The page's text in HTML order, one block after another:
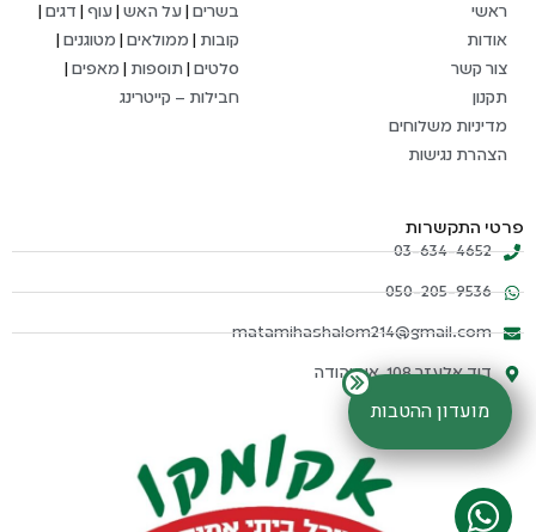
ראשי
אודות
צור קשר
תקנון
מדיניות משלוחים
הצהרת נגישות
בשרים |על האש |עוף דגים
קובות
ממולאים מטוגנים
סלטים |תוספות מאפים
חבילות – קייטרינג
פרטי התקשרות
03-634-4652
050-205-9536
matamihashalom214@gmail.com
דוד אלעזר 108, אור יהודה
מועדון ההטבות